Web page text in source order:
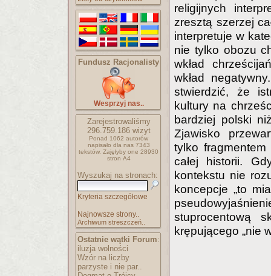
Fundusz Racjonalisty
Wesprzyj nas..
Zarejestrowaliśmy
296.759.186wizyt
Ponad 1062 autorów
napisało dla nas 7343
tekstów. Zajęłyby one 28930
stron A4
Wyszukaj na stronach:
Kryteria szczegółowe
Najnowsze strony..
Archiwum streszczeń..
Ostatnie wątki Forum:
iluzja wolności
Wzór na liczby
parzyste i nie par..
religijnych
zresztą szerzej
interpretuje w
nie tylko obozu
wkład
wkład
stwierdzić, że
kultury na
bardziej polski
Zjawisko
tylko fragmentem
całej historii.
kontekstu nie
koncepcje „to
stuprocentową
krępującego „nie